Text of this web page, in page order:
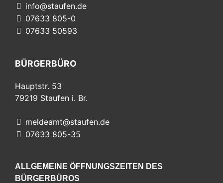
info@staufen.de
07633 805-0
07633 50593
BÜRGERBÜRO
Hauptstr. 53
79219 Staufen i. Br.
meldeamt@staufen.de
07633 805-35
ALLGEMEINE ÖFFNUNGSZEITEN DES
BÜRGERBÜROS